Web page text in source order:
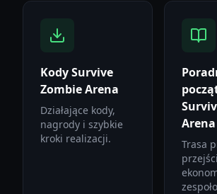
Kody Survive
Zombie Arena
Działające kody,
nagrody i szybkie
kroki realizacji.
Arena
Trasa